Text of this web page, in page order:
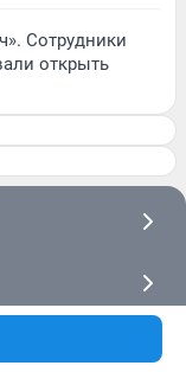
Сотрудники
открыть